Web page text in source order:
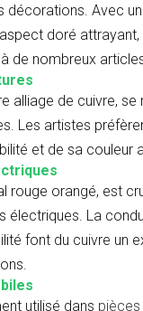
décorations. Avec
doré
de nombreux
alliage de cuivre,
Les artistes
et de sa couleur
rouge orangé, est
électriques. La
font du cuivre un
utilisé dans